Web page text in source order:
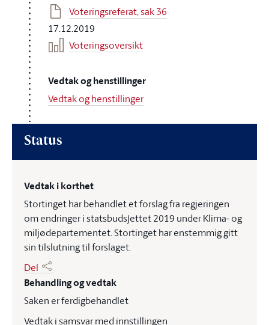
Voteringsreferat, sak 36
17.12.2019
Voteringsoversikt
Vedtak og henstillinger
Vedtak og henstillinger
Status
Vedtak i korthet
Stortinget har behandlet et forslag fra regjeringen
om endringer i statsbudsjettet 2019 under Klima- og
miljødepartementet. Stortinget har enstemmig gitt
sin tilslutning til forslaget.
Del
Behandling og vedtak
Saken er ferdigbehandlet
Vedtak i samsvar med innstillingen